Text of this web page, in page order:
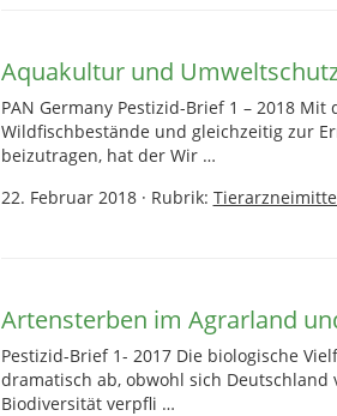
Aquakultur und
PAN Germany Pestizid-Brief 1 – 2018
Wildfischbestände und gleichzeitig zur
beizutragen, hat der Wir …
22. Februar 2018· Rubrik:
Artensterben im Agrarland
Pestizid-Brief 1- 2017 Die biologische
dramatisch ab, obwohl sich
Biodiversität verpfli …